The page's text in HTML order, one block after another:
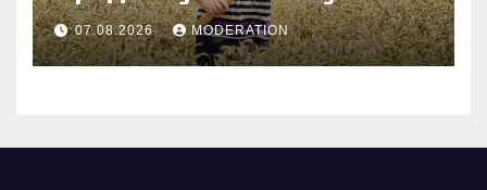
07.08.2026 MODERATION